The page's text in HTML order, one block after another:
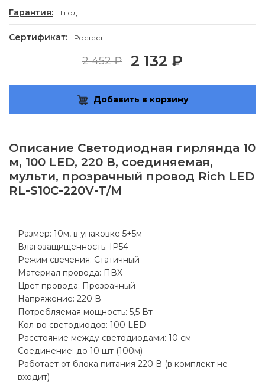
Гарантия: 1 год
Сертификат: Ростест
2 452 ₽ 2 132 ₽
Добавить в корзину
Описание Светодиодная гирлянда 10
м, 100 LED, 220 В, соединяемая,
мульти, прозрачный провод Rich LED
RL-S10C-220V-T/M
Размер: 10м, в упаковке 5+5м
Влагозащищенность: IP54
Режим свечения: Статичный
Материал провода: ПВХ
Цвет провода: Прозрачный
Напряжение: 220 В
Потребляемая мощность: 5,5 Вт
Кол-во светодиодов: 100 LED
Расстояние между светодиодами: 10 см
Соединение: до 10 шт (100м)
Работает от блока питания 220 В (в комплект не
входит)